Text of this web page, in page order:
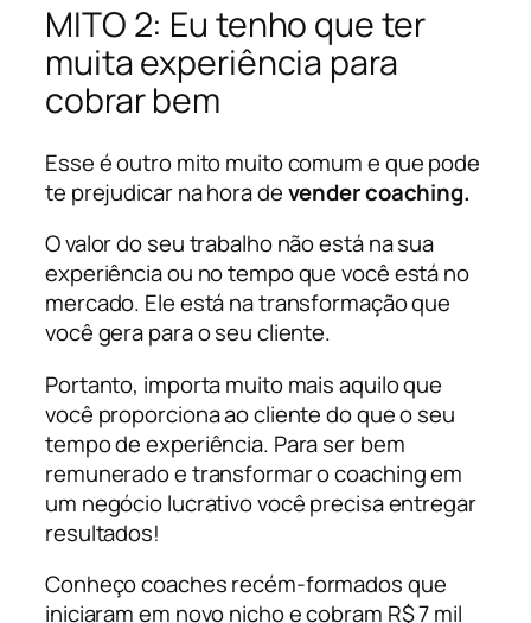
MITO 2: Eu tenho que ter
muita experiência para
cobrar bem
Esse é outro mito muito comum e que pode
te prejudicar na hora devender coaching.
O valor do seu trabalho não está na sua
experiência ou no tempo que você está no
mercado. Ele está na transformação que
você gera para o seu cliente.
Portanto, importa muito mais aquilo que
você proporciona ao cliente do que o seu
tempo de experiência. Para ser bem
remunerado e transformar o coaching em
um negócio lucrativo você precisa entregar
resultados!
Conheço coaches recém-formados que
iniciaram em novo nicho e cobram R$ 7 mil